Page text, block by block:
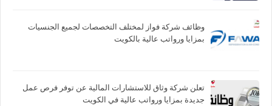
وظائف شركة فواز لمختلف التخصصات لجميع الجنسيات
بمزايا ورواتب عالية بالكويت
تعلن شركة وثاق للاستشارات المالية عن توفر فرص عمل
جديدة بمزايا ورواتب عالية في الكويت